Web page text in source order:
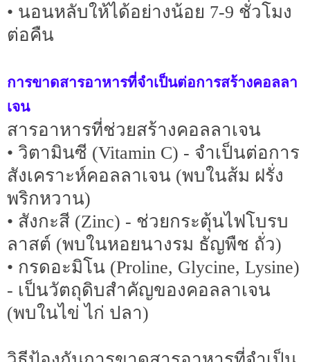
• นอนหลับให้ได้อย่างน้อย 7-9 ชั่วโมง
ต่อคืน
การขาดสารอาหารที่จำเป็นต่อการสร้างคอลลา
เจน
สารอาหารที่ช่วยสร้างคอลลาเจน
• วิตามินซี (Vitamin C) - จำเป็นต่อการ
สังเคราะห์คอลลาเจน (พบในส้ม ฝรั่ง
พริกหวาน)
• สังกะสี (Zinc) - ช่วยกระตุ้นไฟโบรบ
ลาสต์ (พบในหอยนางรม ธัญพืช ถั่ว)
• กรดอะมิโน (Proline, Glycine, Lysine)
- เป็นวัตถุดิบสำคัญของคอลลาเจน
(พบในไข่ ไก่ ปลา)